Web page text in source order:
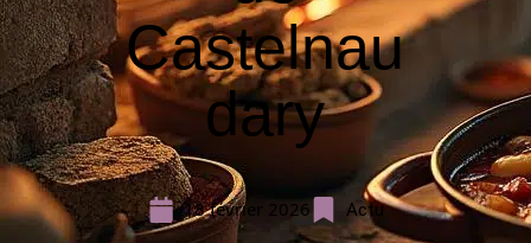
Castelnau
dary
18 février 2026 Actu